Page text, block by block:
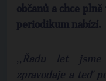
občanů a chce
periodikum nabízí.
‚‚ Řadu let jsme
zpravodaje a teď